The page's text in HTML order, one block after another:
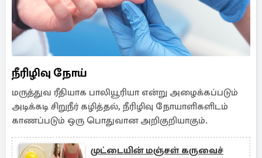
நீரிழிவு நோய்
மருத்துவ ரீதியாக பாலியூரியா என்று அழைக்கப்படும்
அடிக்கடி சிறுநீர் கழித்தல், நீரிழிவு நோயாளிகளிடம்
காணப்படும் ஒரு பொதுவான அறிகுறியாகும்.
முட்டையின் மஞ்சள் கருவைச்